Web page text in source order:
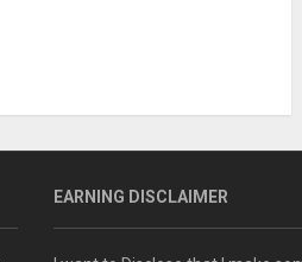
EARNING DISCLAIMER